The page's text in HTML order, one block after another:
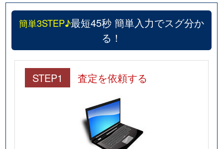
簡単3STEP♪最短45秒 簡単入力でスグ分か
る！
STEP1 査定を依頼する